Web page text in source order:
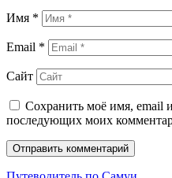
Имя *
Email *
Сайт
Сохранить моё имя, email
последующих моих